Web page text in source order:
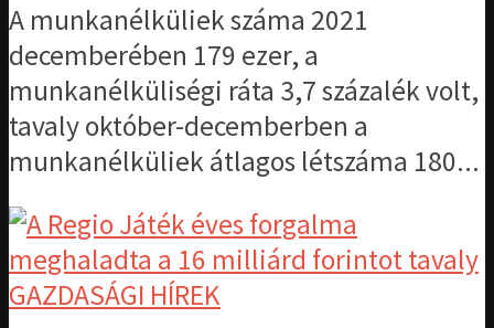
A munkanélküliek száma 2021
decemberében 179 ezer, a
munkanélküliségi ráta 3,7 százalék volt,
tavaly október-decemberben a
munkanélküliek átlagos létszáma 180...
GAZDASÁGI HÍREK